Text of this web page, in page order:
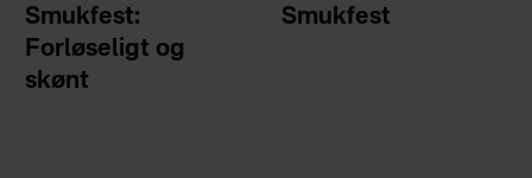
Smukfest:
Forløseligt og
skønt
Smukfest